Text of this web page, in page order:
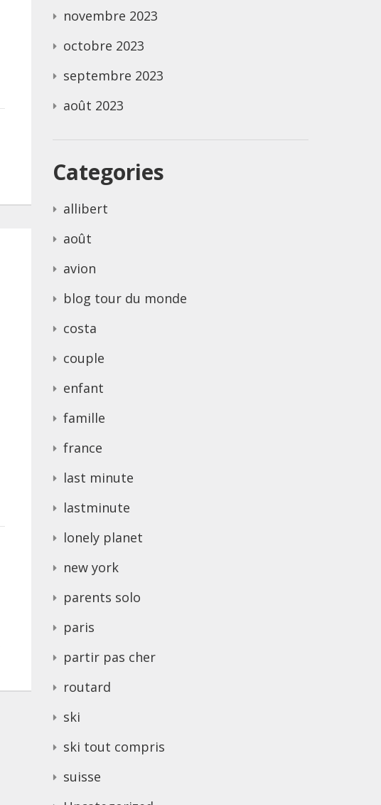
novembre 2023
octobre 2023
septembre 2023
août 2023
Categories
allibert
août
avion
blog tour du monde
costa
couple
enfant
famille
france
last minute
lastminute
lonely planet
new york
parents solo
paris
partir pas cher
routard
ski
ski tout compris
suisse